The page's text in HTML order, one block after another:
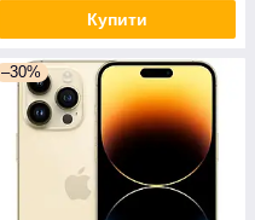
Купити
–30%